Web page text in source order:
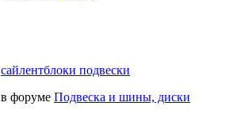
сайлентблоки подвески
в форуме Подвеска и шины, диски